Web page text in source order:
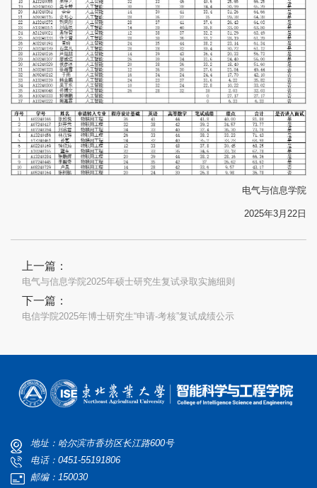
电气与信息学院
2025年3月22日
上一篇：
电气与信息学院2025年硕士研究生复试录取实施细则
下一篇：
电信学院2025年博士研究生“申请-考核”复试成绩公示
地址：哈尔滨市香坊区长江路600号
电话：0451-55191806
邮编：150030